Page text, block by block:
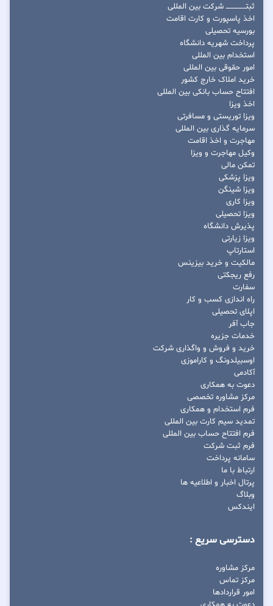
ثبتــــــــــــــــ شرکت بین المللی
اخذ پاسپورت و کارت اقامت
بورسیه تحصیلی
پرداخت شهریه دانشگاه
استخدام بین المللی
امور حقوقی بین المللی
خرید املاک خارج کشور
افتتاح حساب بانکی بین المللی
اخذ ویزا
ویزا توریستی و مسافرتی
سرمایه گذاری بین المللی
مهاجرت و اخذ اقامت
وکیل مهاجرت و ویزا
تمکن مالی
ویزا پزشکی
ویزا شینگن
ویزا کاری
ویزا تحصیلی
پذیرش دانشگاه
ویزا زیارتی
استارتاپ
مالکیت و خرید بیزینس
رفع ریجکتی
سفارت
راه اندازی کسب و کار
اپلای تحصیلی
جاب آفر
خدمات جزیره
خرید و فروش و واگذاری شرکت
اوسبیلدونگ و کاراموزی
آکادمی
دعوت به همکاری
مرکز مشاوره تخصصی
فرم استخدام و همکاری
تمدید سیم کارت بین المللی
فرم افتتاح حساب بین المللی
فرم ثبت شرکت
سامانه پرداخت
ارتباط با ما
پرتال اخبار و اطلاعیه ها
وبلاگ
ایندکس
دسترسی سریع :
مرکز مشاوره
مرکز تماس
امور قراردادها